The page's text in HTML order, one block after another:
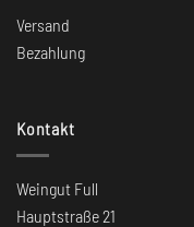
Versand
Bezahlung
Kontakt
Weingut Full
Hauptstraße 21